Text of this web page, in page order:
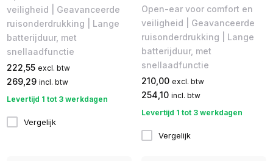
veiligheid | Geavanceerde
ruisonderdrukking | Lange
batterijduur, met
snellaadfunctie
222,55 excl. btw
269,29 incl. btw
Levertijd 1 tot 3 werkdagen
Vergelijk
Open-ear voor comfort en
veiligheid | Geavanceerde
ruisonderdrukking | Lange
batterijduur, met
snellaadfunctie
210,00 excl. btw
254,10 incl. btw
Levertijd 1 tot 3 werkdagen
Vergelijk